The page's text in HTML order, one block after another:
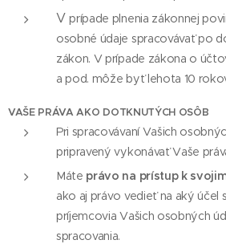
Vprípade plnenia zákonnej
osobné údaje spracovávať po
zákon. V prípade zákona o
a pod. môže byť lehota 10
VAŠE PRÁVA AKO DOTKNUTÝCH OSÔB
Pri spracovávaní Vašich
pripravený vykonávať Vaše
Máte právo na prístup k
ako aj právo vedieť na aký účel
príjemcovia Vašich osobných
spracovania.